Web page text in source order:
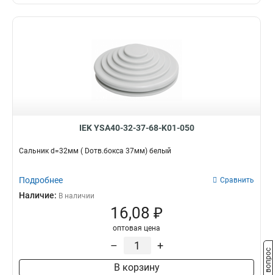
IEK YSA40-32-37-68-K01-050
Сальник d=32мм ( Dотв.бокса 37мм) белый
Подробнее Сравнить
Наличие: В наличии
16,08 ₽
оптовая цена
– +
В корзину